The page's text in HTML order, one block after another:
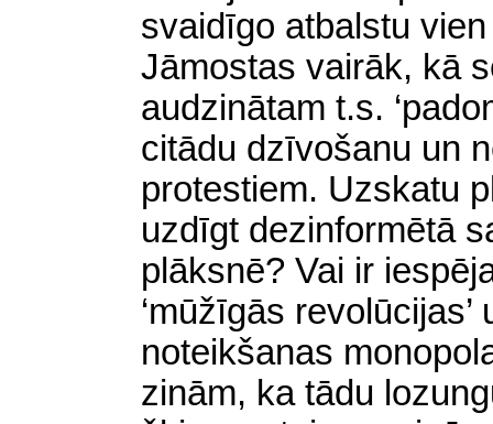
svaidīgo atbalstu
Jāmostas vairāk, kā
audzinātam t.s.
citādu dzīvošanu un
protestiem. Uzskatu
uzdīgt dezinformētā
plāksnē? Vai ir
‘mūžīgās revolūcijas’
noteikšanas
zinām, ka tādu